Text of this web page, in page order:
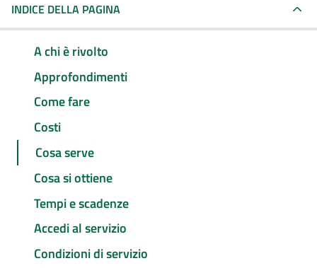
INDICE DELLA PAGINA
A chi è rivolto
Approfondimenti
Come fare
Costi
Cosa serve
Cosa si ottiene
Tempi e scadenze
Accedi al servizio
Condizioni di servizio